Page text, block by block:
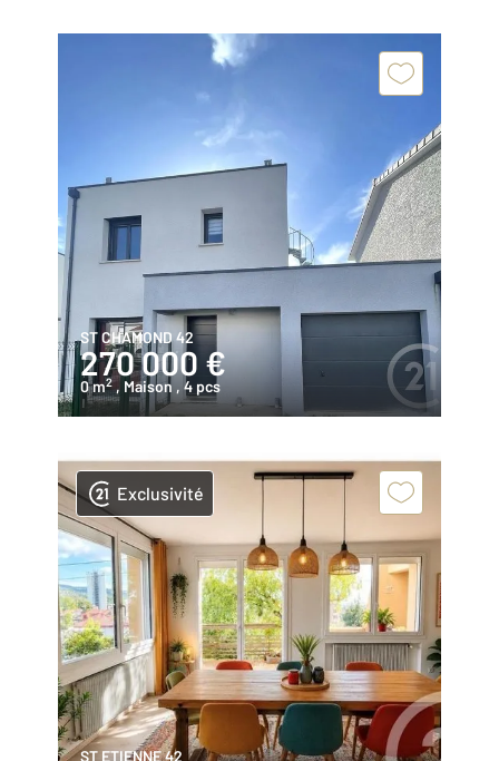
ST CHAMOND 42
270 000 €
0 m2 , Maison , 4 pcs
Exclusivité
ST ETIENNE 42